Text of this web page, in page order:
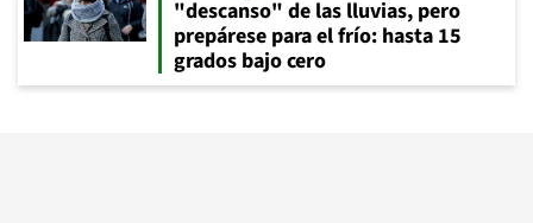
"descanso" de las lluvias, pero
prepárese para el frío: hasta 15
grados bajo cero